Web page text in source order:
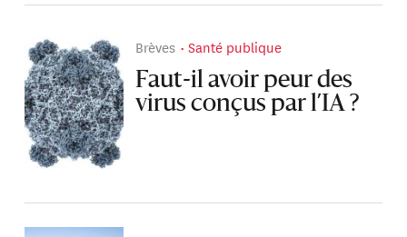
Brèves Santé publique
Faut-il avoir peur des
virus conçus par l’IA ?